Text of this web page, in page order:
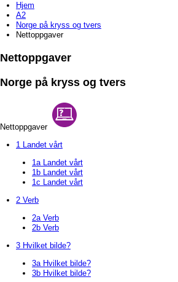
Hjem
A2
Norge på kryss og tvers
Nettoppgaver
Nettoppgaver
Norge på kryss og tvers
Nettoppgaver
1 Landet vårt
1a Landet vårt
1b Landet vårt
1c Landet vårt
2 Verb
2a Verb
2b Verb
3 Hvilket bilde?
3a Hvilket bilde?
3b Hvilket bilde?